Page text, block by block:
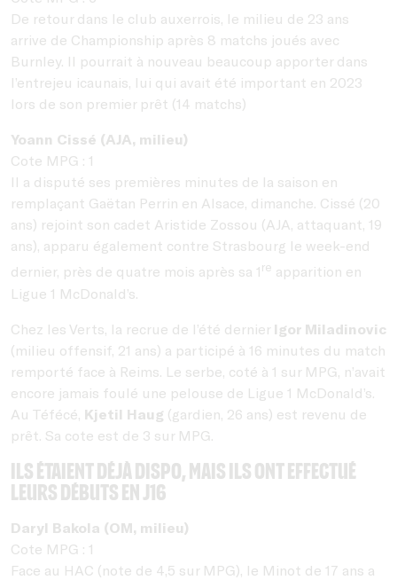
De retour dans le club auxerrois, le milieu de 23 ans
arrive de Championship après 8 matchs joués avec
Burnley. Il pourrait à nouveau beaucoup apporter dans
l’entrejeu icaunais, lui qui avait été important en 2023
lors de son premier prêt (14 matchs)
Yoann Cissé (AJA, milieu)
Cote MPG : 1
Il a disputé ses premières minutes de la saison en
remplaçant Gaëtan Perrin en Alsace, dimanche. Cissé (20
ans) rejoint son cadet Aristide Zossou (AJA, attaquant, 19
ans), apparu également contre Strasbourg le week-end
dernier, près de quatre mois après sa 1re apparition en
Ligue 1 McDonald’s.
Chez les Verts, la recrue de l’été dernier Igor Miladinovic
(milieu offensif, 21 ans) a participé à 16 minutes du match
remporté face à Reims. Le serbe, coté à 1 sur MPG, n’avait
encore jamais foulé une pelouse de Ligue 1 McDonald’s.
Au Téfécé, Kjetil Haug (gardien, 26 ans) est revenu de
prêt. Sa cote est de 3 sur MPG.
Ils étaient déjà dispo, mais ils ont effectué
leurs débuts en J16
Daryl Bakola (OM, milieu)
Cote MPG : 1
Face au HAC (note de 4,5 sur MPG), le Minot de 17 ans a